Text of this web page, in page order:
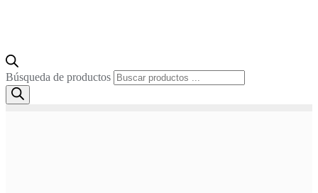
Búsqueda de productos